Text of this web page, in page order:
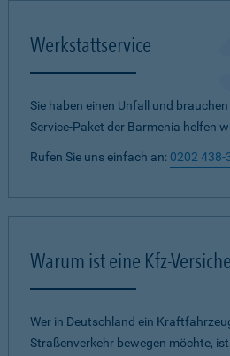
Werkstattservice
Sie haben einen Unfall und
Service-Paket der Barmenia helfen
Rufen Sie uns einfach an: 0202 438-
Warum ist eine Kfz-
Wer in Deutschland ein
Straßenverkehr bewegen möchte,